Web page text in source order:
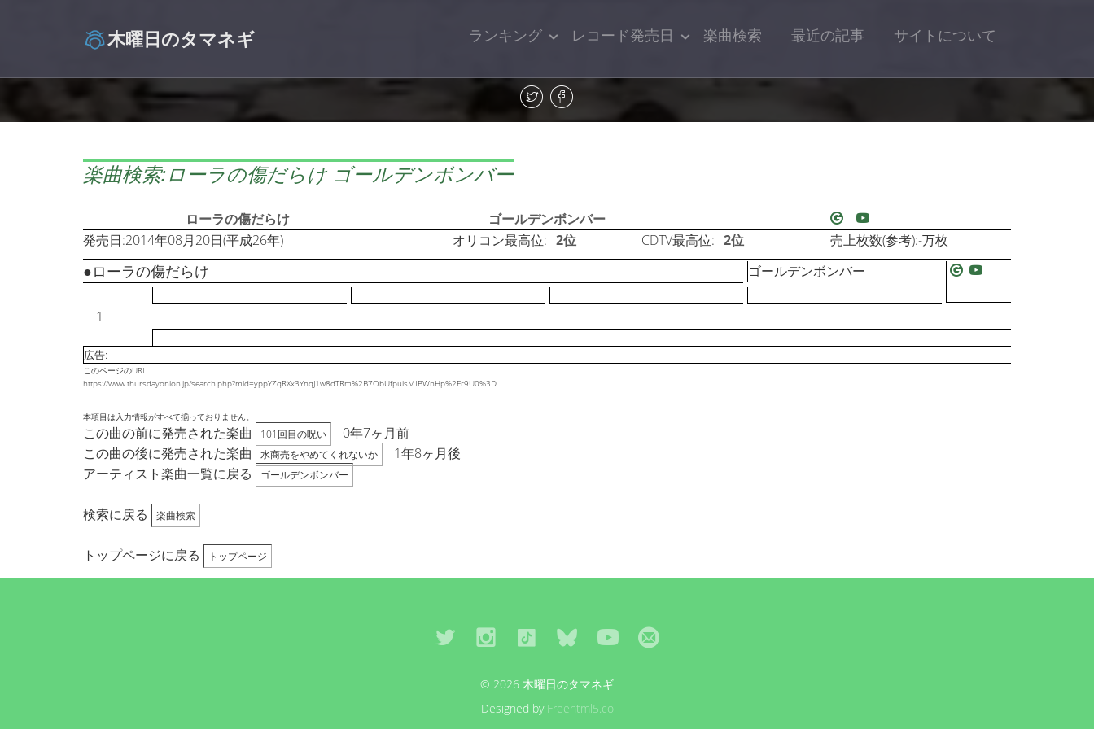
木曜日のタマネギ ランキング レコード発売日 楽曲検索 最近の記事 サイトについて
楽曲検索:ローラの傷だらけ ゴールデンボンバー
ローラの傷だらけ
ゴールデンボンバー
発売日:2014年08月20日(平成26年)
オリコン最高位: 2位 CDTV最高位: 2位 売上枚数(参考):-万枚
1
●ローラの傷だらけ ゴールデンボンバー
広告:
このページのURL
https://www.thursdayonion.jp/search.php?mid=yppYZqRXx3YnqJ1w8dTRm%2B7ObUfpuisMIBWnHp%2Fr9U0%3D
本項目は入力情報がすべて揃っておりません。
この曲の前に発売された楽曲 101回目の呪い
0年7ヶ月前
この曲の後に発売された楽曲
水商売をやめてくれないか
1年8ヶ月後
アーティスト楽曲一覧に戻る
ゴールデンボンバー
検索に戻る 楽曲検索
トップページに戻る トップページ
© 2026 木曜日のタマネギ
Designed by Freehtml5.co